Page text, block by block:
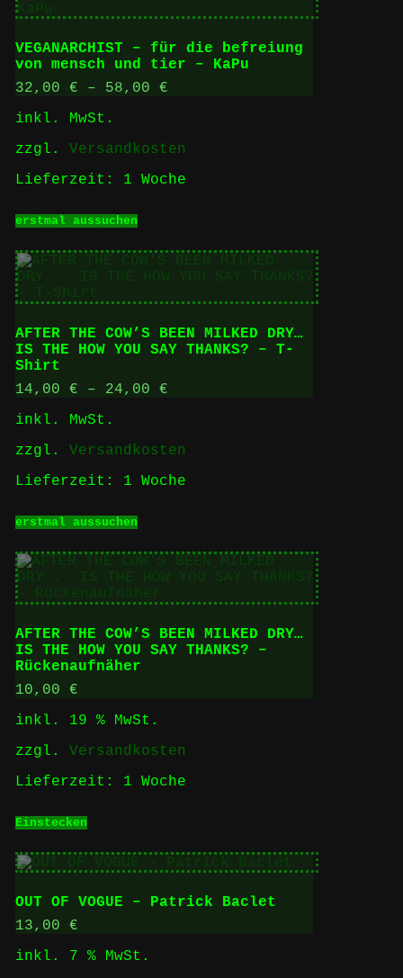
VEGANARCHIST – für die befreiung
von mensch und tier – KaPu
32,00 € – 58,00 €
inkl. MwSt.
zzgl. Versandkosten
Lieferzeit: 1 Woche
erstmal aussuchenProdukt
mehrere
Varianten
Die
Optionen
können
auf
Produktseite
AFTER THE COW’S BEEN MILKED DRY…
IS THE HOW YOU SAY THANKS? – T-
Shirt
14,00 € – 24,00 €
inkl. MwSt.
zzgl. Versandkosten
Lieferzeit: 1 Woche
erstmal aussuchenProdukt
mehrere
Varianten
auf.
Die
Optionen
können
auf
der
werden
AFTER THE COW’S BEEN MILKED DRY…
IS THE HOW YOU SAY THANKS? –
Rückenaufnäher
10,00 €
inkl. 19 % MwSt.
zzgl. Versandkosten
Lieferzeit: 1 Woche
Einstecken
OUT OF VOGUE – Patrick Baclet
13,00 €
inkl. 7 % MwSt.